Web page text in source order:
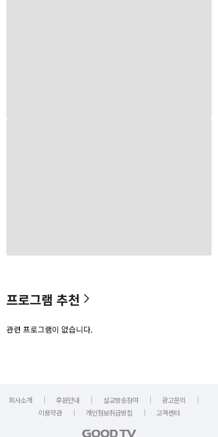
프로그램 추천
관련 프로그램이 없습니다.
회사소개 ｜ 후원안내 ｜ 설교방송참여 ｜ 광고문의
｜
이용약관
｜ 개인정보취급방침 ｜ 고객센터